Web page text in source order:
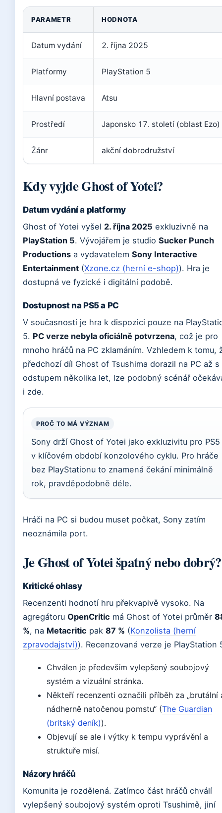
PARAMETR HODNOTA
Datum vydání 2. října 2025
Platformy PlayStation 5
Hlavní postava Atsu
Prostředí Japonsko 17. století (oblast Ezo)
Žánr akční dobrodružství
Kdy vyjde Ghost of Yotei?
Datum vydání a platformy
Ghost of Yotei vyšel 2. října 2025 exkluzivně na
PlayStation 5. Vývojářem je studio Sucker Punch
Productions a vydavatelem Sony Interactive
Entertainment (Xzone.cz (herní e-shop)). Hra je
dostupná ve fyzické i digitální podobě.
Dostupnost na PS5 a PC
V současnosti je hra k dispozici pouze na
5. PC verze nebyla oficiálně potvrzena, což je pro
mnoho hráčů na PC zklamáním. Vzhledem k tomu,
předchozí díl Ghost of Tsushima dorazil na PC až s
odstupem několika let, lze podobný scénář
i zde.
PROČ TO MÁ VÝZNAM
Sony drží Ghost of Yotei jako exkluzivitu pro PS5
v klíčovém období konzolového cyklu. Pro hráče
bez PlayStationu to znamená čekání minimálně
rok, pravděpodobně déle.
Hráči na PC si budou muset počkat, Sony zatím
neoznámila port.
Je Ghost of Yotei špatný nebo dobrý?
Kritické ohlasy
Recenzenti hodnotí hru překvapivě vysoko. Na
agregátoru OpenCritic má Ghost of Yotei průměr
%, na Metacritic pak 87 % (Konzolista (herní
zpravodajství)). Recenzovaná verze je PlayStation
Chválen je především vylepšený soubojový
systém a vizuální stránka.
Někteří recenzenti označili příběh za „brutální
nádherně natočenou pomstu“ (The Guardian
(britský deník)).
Objevují se ale i výtky k tempu vyprávění a
struktuře misí.
Názory hráčů
Komunita je rozdělená. Zatímco část hráčů chválí
vylepšený soubojový systém oproti Tsushimě, jiní